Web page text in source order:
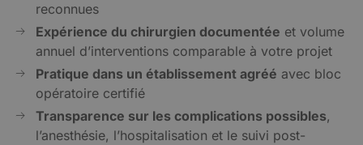
reconnues
Expérience du chirurgien documentée et volume
annuel d’interventions comparable à votre projet
Pratique dans un établissement agréé avec bloc
opératoire certifié
Transparence sur les complications possibles,
l’anesthésie, l’hospitalisation et le suivi post-